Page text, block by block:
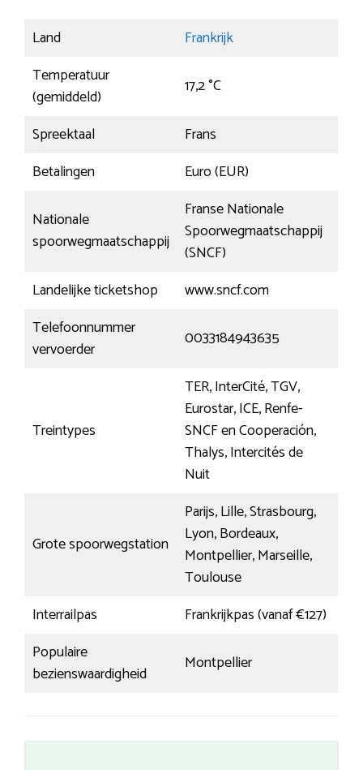
Land
Frankrijk
Temperatuur
(gemiddeld)
17,2 °C
Spreektaal
Frans
Betalingen
Euro (EUR)
Nationale
spoorwegmaatschappij
Franse Nationale
Spoorwegmaatschappij
(SNCF)
Landelijke ticketshop
www.sncf.com
Telefoonnummer
vervoerder
0033184943635
Treintypes
TER, InterCité, TGV,
Eurostar, ICE, Renfe-
SNCF en Cooperación,
Thalys, Intercités de
Nuit
Grote spoorwegstation
Parijs, Lille, Strasbourg,
Lyon, Bordeaux,
Montpellier, Marseille,
Toulouse
Interrailpas
Frankrijkpas (vanaf €127)
Populaire
bezienswaardigheid
Montpellier